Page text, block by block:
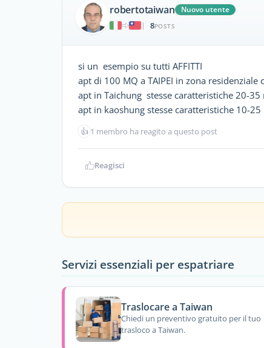
robertotaiwan
Nuovo utente
|
8POSTS
si un esempio su tutti AFFITTI
apt di 100 MQ a TAIPEI in zona
apt in Taichung stesse caratteristiche 20-35
apt in kaoshung stesse caratteristiche 10-
👍 1 membro ha reagito a questo post
Reagisci
Servizi essenziali per espatriare
Traslocare a Taiwan
Chiedi un preventivo gratuito per il tuo
trasloco a Taiwan.